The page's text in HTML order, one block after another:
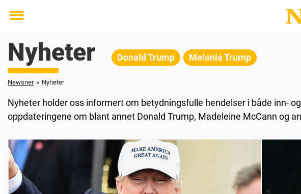
Toggle
Nyheter Donald Trump Melania Trump
Newsner » Nyheter
Nyheter holder oss informert om betydningsfulle hendelser i både inn-
oppdateringene om blant annet Donald Trump, Madeleine McCann og